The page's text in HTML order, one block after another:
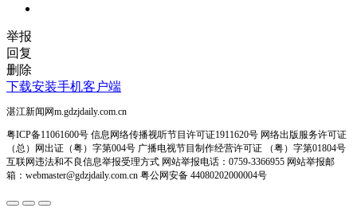
举报
回复
删除
下载安装手机客户端
湛江新闻网m.gdzjdaily.com.cn
粤ICP备11061600号 信息网络传播视听节目许可证1911620号 网络出版服务许可证
（总）网出证（粤）字第004号 广播电视节目制作经营许可证 （粤）字第01804号
互联网违法和不良信息举报受理方式 网站举报电话：0759-3366955 网站举报邮
箱：webmaster@gdzjdaily.com.cn 粤公网安备 44080202000004号